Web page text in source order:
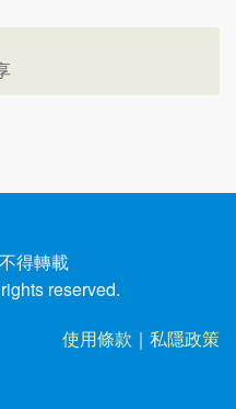
不得轉載
reserved.
使用條款 ｜ 私隱政策